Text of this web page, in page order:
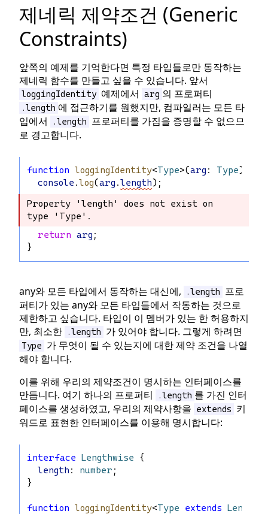
제네릭 제약조건 (Generic
Constraints)
앞쪽의 예제를 기억한다면 특정 타입들로만 동작하는
제네릭 함수를 만들고 싶을 수 있습니다. 앞서
loggingIdentity 예제에서 arg 의 프로퍼티
.length 에 접근하기를 원했지만, 컴파일러는 모든 타
입에서
.length
프로퍼티를 가짐을 증명할 수 없으므
로 경고합니다.
function loggingIdentity<Type>(arg : Type):
console .log(arg .length);
Property 'length' does not exist on
type 'Type'.
Property 'length' does not exist on
type 'Type'.
return arg ;
}
any와 모든 타입에서 동작하는 대신에, .length
프로
퍼티가 있는 any와 모든 타입들에서 작동하는 것으로
제한하고 싶습니다. 타입이 이 멤버가 있는 한 허용하지
만, 최소한
.length 가 있어야 합니다. 그렇게 하려면
Type
가 무엇이 될 수 있는지에 대한 제약 조건을 나열
해야 합니다.
이를 위해 우리의 제약조건이 명시하는 인터페이스를
만듭니다. 여기 하나의 프로퍼티
.length 를 가진 인터
페이스를 생성하였고, 우리의 제약사항을
extends
키
워드로 표현한 인터페이스를 이용해 명시합니다:
interface Lengthwise {
length : number ;
}
function loggingIdentity<Type extends